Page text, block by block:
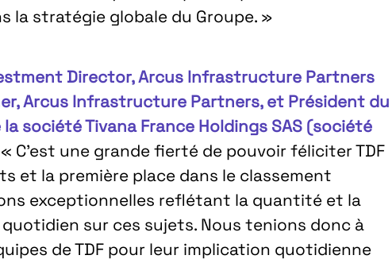
la stratégie globale du Groupe. »
Director, Arcus Infrastructure Partners
Arcus Infrastructure Partners, et Président du
société Tivana France Holdings SAS (société
C’est une grande fierté de pouvoir féliciter TDF
et la première place dans le classement
exceptionnelles reflétant la quantité et la
sur ces sujets. Nous tenions donc à
de TDF pour leur implication quotidienne